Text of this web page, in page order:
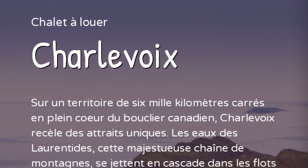
Chalet à louer
Charlevoix
Sur un territoire de six mille kilomètres carrés
en plein coeur du bouclier canadien, Charlevoix
recèle des attraits uniques. Les eaux des
Laurentides, cette majestueuse chaîne de
montagnes, se jettent en cascade dans les flots